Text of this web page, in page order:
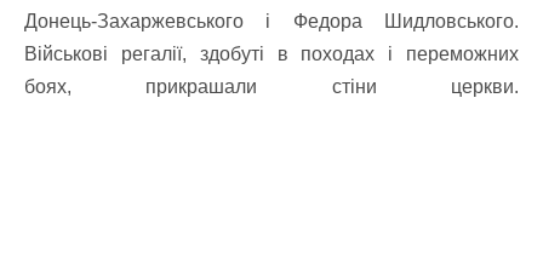
Донець-Захаржевського і Федора Шидловського.
Військові регалії, здобуті в походах і переможних
боях, прикрашали стіни церкви.